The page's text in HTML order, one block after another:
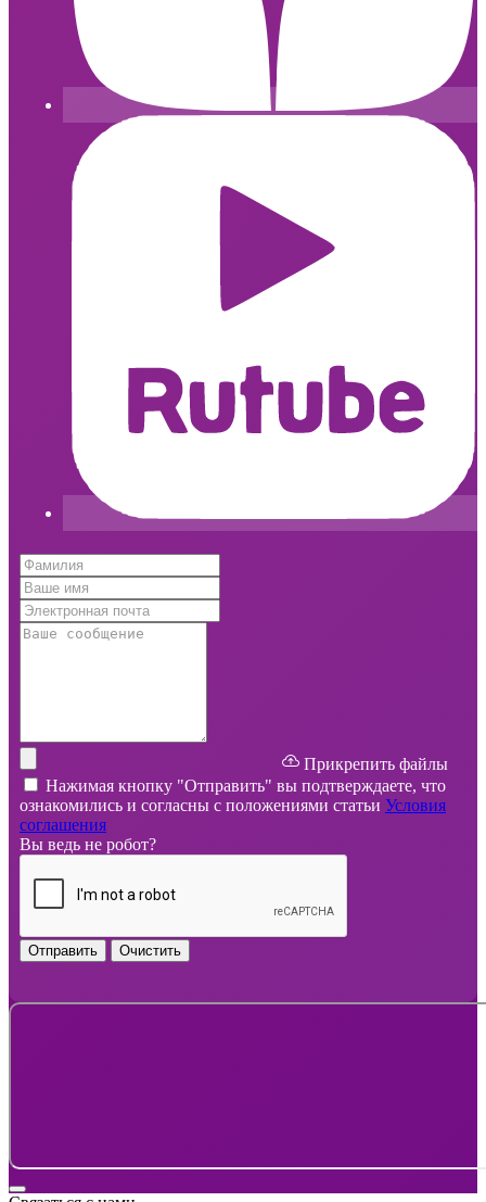
Прикрепить файлы
Нажимая кнопку "Отправить" вы подтверждаете, что
ознакомились и согласны с положениями статьи Условия
соглашения
Вы ведь не робот?
Отправить Очистить